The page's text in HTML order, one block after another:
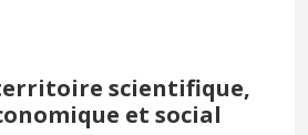
scientifique,
et social